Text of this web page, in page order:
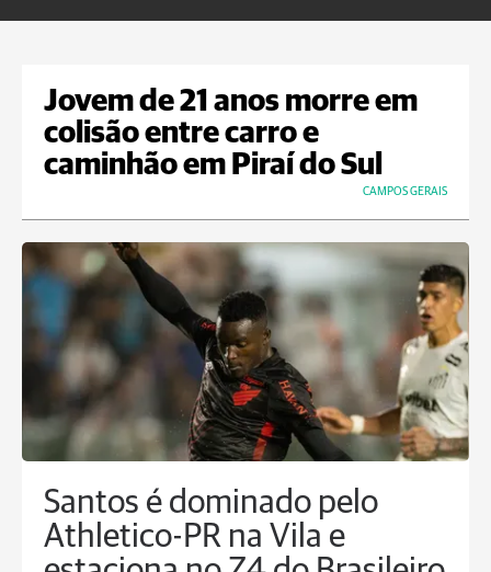
Jovem de 21 anos morre em
colisão entre carro e
caminhão em Piraí do Sul
CAMPOS GERAIS
Santos é dominado pelo
Athletico-PR na Vila e